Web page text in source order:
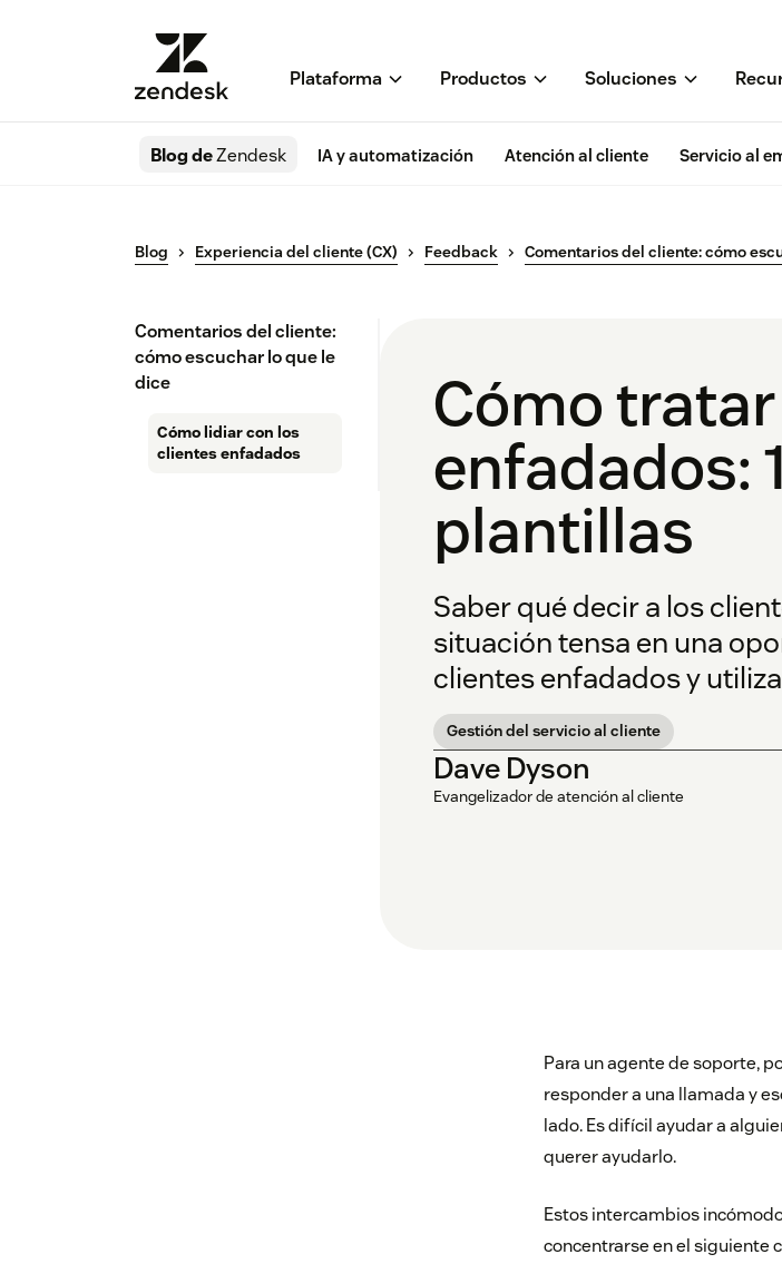
Plataforma Productos Soluciones
Blog deZendesk IA y automatización Atención al cliente Servicio al
Blog Experiencia del cliente (CX) Feedback Comentarios del cliente: cómo
Comentarios del cliente:
cómo escuchar lo que le
dice
Cómo lidiar con los
clientes enfadados
Cómo
enfadados:
plantillas
Saber qué decir a los
situación tensa en una
clientes enfadados y
Gestión del servicio al cliente
Dave Dyson
Evangelizador de atención al cliente
Para un agente de soporte,
responder a una llamada y
lado. Es difícil ayudar a
querer ayudarlo.
Estos intercambios
concentrarse en el siguiente